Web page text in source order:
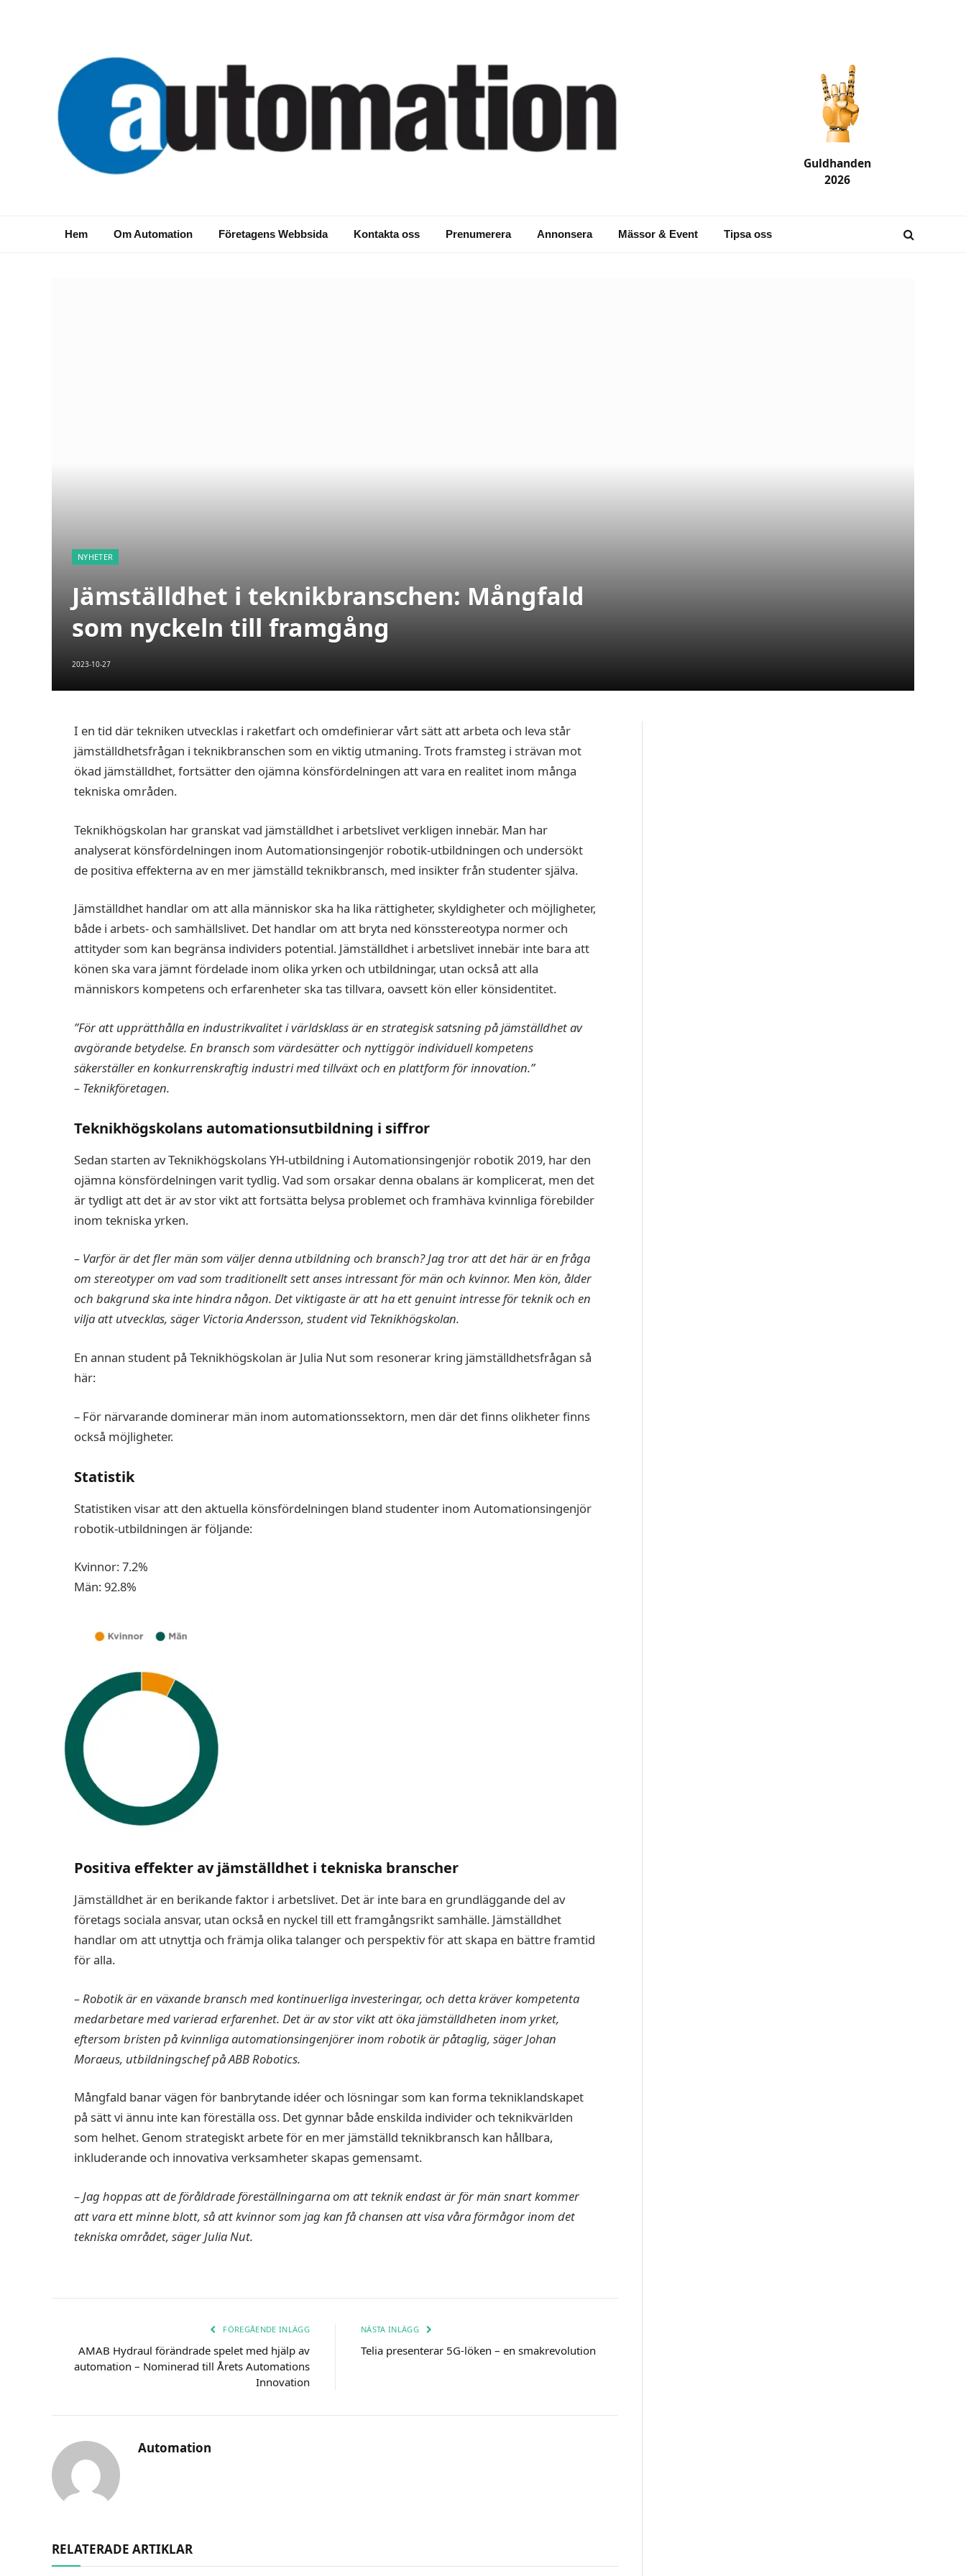
Guldhanden
2026
Hem Om Automation Företagens Webbsida Kontakta oss Prenumerera Annonsera Mässor & Event Tipsa oss
NYHETER
Jämställdhet i teknikbranschen: Mångfald
som nyckeln till framgång
2023-10-27
I en tid där tekniken utvecklas i raketfart och omdefinierar vårt sätt att arbeta och leva står
jämställdhetsfrågan i teknikbranschen som en viktig utmaning. Trots framsteg i strävan mot
ökad jämställdhet, fortsätter den ojämna könsfördelningen att vara en realitet inom många
tekniska områden.
Teknikhögskolan har granskat vad jämställdhet i arbetslivet verkligen innebär. Man har
analyserat könsfördelningen inom Automationsingenjör robotik-utbildningen och undersökt
de positiva effekterna av en mer jämställd teknikbransch, med insikter från studenter själva.
Jämställdhet handlar om att alla människor ska ha lika rättigheter, skyldigheter och möjligheter,
både i arbets- och samhällslivet. Det handlar om att bryta ned könsstereotypa normer och
attityder som kan begränsa individers potential. Jämställdhet i arbetslivet innebär inte bara att
könen ska vara jämnt fördelade inom olika yrken och utbildningar, utan också att alla
människors kompetens och erfarenheter ska tas tillvara, oavsett kön eller könsidentitet.
”För att upprätthålla en industrikvalitet i världsklass är en strategisk satsning på jämställdhet av
avgörande betydelse. En bransch som värdesätter och nyttiggör individuell kompetens
säkerställer en konkurrenskraftig industri med tillväxt och en plattform för innovation.”
– Teknikföretagen.
Teknikhögskolans automationsutbildning i siffror
Sedan starten av Teknikhögskolans YH-utbildning i Automationsingenjör robotik 2019, har den
ojämna könsfördelningen varit tydlig. Vad som orsakar denna obalans är komplicerat, men det
är tydligt att det är av stor vikt att fortsätta belysa problemet och framhäva kvinnliga förebilder
inom tekniska yrken.
– Varför är det fler män som väljer denna utbildning och bransch? Jag tror att det här är en fråga
om stereotyper om vad som traditionellt sett anses intressant för män och kvinnor. Men kön, ålder
och bakgrund ska inte hindra någon. Det viktigaste är att ha ett genuint intresse för teknik och en
vilja att utvecklas, säger Victoria Andersson, student vid Teknikhögskolan.
En annan student på Teknikhögskolan är Julia Nut som resonerar kring jämställdhetsfrågan så
här:
– För närvarande dominerar män inom automationssektorn, men där det finns olikheter finns
också möjligheter.
Statistik
Statistiken visar att den aktuella könsfördelningen bland studenter inom Automationsingenjör
robotik-utbildningen är följande:
Kvinnor: 7.2%
Män: 92.8%
Positiva effekter av jämställdhet i tekniska branscher
Jämställdhet är en berikande faktor i arbetslivet. Det är inte bara en grundläggande del av
företags sociala ansvar, utan också en nyckel till ett framgångsrikt samhälle. Jämställdhet
handlar om att utnyttja och främja olika talanger och perspektiv för att skapa en bättre framtid
för alla.
– Robotik är en växande bransch med kontinuerliga investeringar, och detta kräver kompetenta
medarbetare med varierad erfarenhet. Det är av stor vikt att öka jämställdheten inom yrket,
eftersom bristen på kvinnliga automationsingenjörer inom robotik är påtaglig, säger Johan
Moraeus, utbildningschef på ABB Robotics.
Mångfald banar vägen för banbrytande idéer och lösningar som kan forma tekniklandskapet
på sätt vi ännu inte kan föreställa oss. Det gynnar både enskilda individer och teknikvärlden
som helhet. Genom strategiskt arbete för en mer jämställd teknikbransch kan hållbara,
inkluderande och innovativa verksamheter skapas gemensamt.
– Jag hoppas att de föråldrade föreställningarna om att teknik endast är för män snart kommer
att vara ett minne blott, så att kvinnor som jag kan få chansen att visa våra förmågor inom det
tekniska området, säger Julia Nut.
FÖREGÅENDE INLÄGG
AMAB Hydraul förändrade spelet med hjälp av
automation – Nominerad till Årets Automations
Innovation
NÄSTA INLÄGG
Telia presenterar 5G-löken – en smakrevolution
Automation
RELATERADE ARTIKLAR